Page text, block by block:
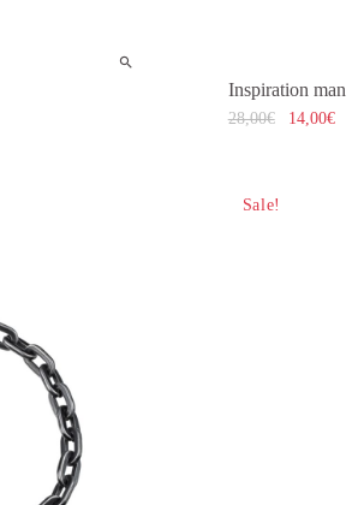
Inspiration man
28,00€ 14,00€
Sale!